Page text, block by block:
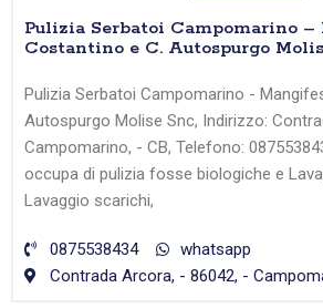
Pulizia Serbatoi Campomarino –
Costantino e C. Autospurgo
Pulizia Serbatoi Campomarino -
Autospurgo Molise Snc, Indirizzo:
Campomarino, - CB, Telefono:
occupa di pulizia fosse biologiche e
Lavaggio scarichi,
0875538434
whatsapp
Contrada Arcora, - 86042, -